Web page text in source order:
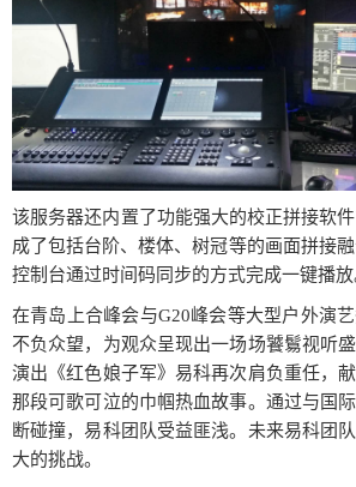
该服务器还内置了功能强大的校正拼接软
成了包括台阶、楼体、树冠等的画面拼接
控制台通过时间码同步的方式完成一键播放
在青岛上合峰会与G20峰会等大型户外演
不负众望，为观众呈现出一场场饕鬄视听
演出《红色娘子军》易科再次肩负重任，
那段可歌可泣的巾帼热血故事。通过与国
断碰撞，易科团队受益匪浅。未来易科团
大的挑战。